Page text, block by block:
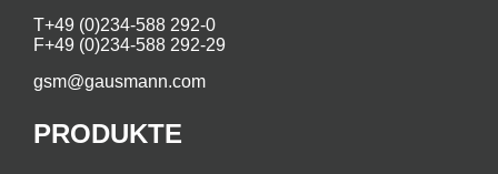
T+49 (0)234-588 292-0
F+49 (0)234-588 292-29
gsm@gausmann.com
PRODUKTE